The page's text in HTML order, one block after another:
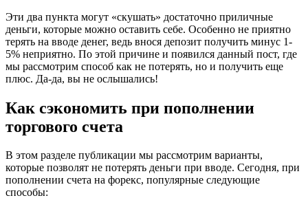
Эти два пункта могут «скушать» достаточно приличные
деньги, которые можно оставить себе. Особенно не приятно
терять на вводе денег, ведь внося депозит получить минус 1-
5% неприятно. По этой причине и появился данный пост, где
мы рассмотрим способ как не потерять, но и получить еще
плюс. Да-да, вы не ослышались!
Как сэкономить при пополнении
торгового счета
В этом разделе публикации мы рассмотрим варианты,
которые позволят не потерять деньги при вводе. Сегодня, при
пополнении счета на форекс, популярные следующие
способы: